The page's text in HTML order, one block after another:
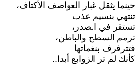
حينما يثقل غبار العواصف الأكتاف،
تنتهي بنسيم عذب
تستقر في الصدر،
ترمم السطح والباطن،
فتترفرف بنغماتها
كأنك لم تر الزوابع أبدا..